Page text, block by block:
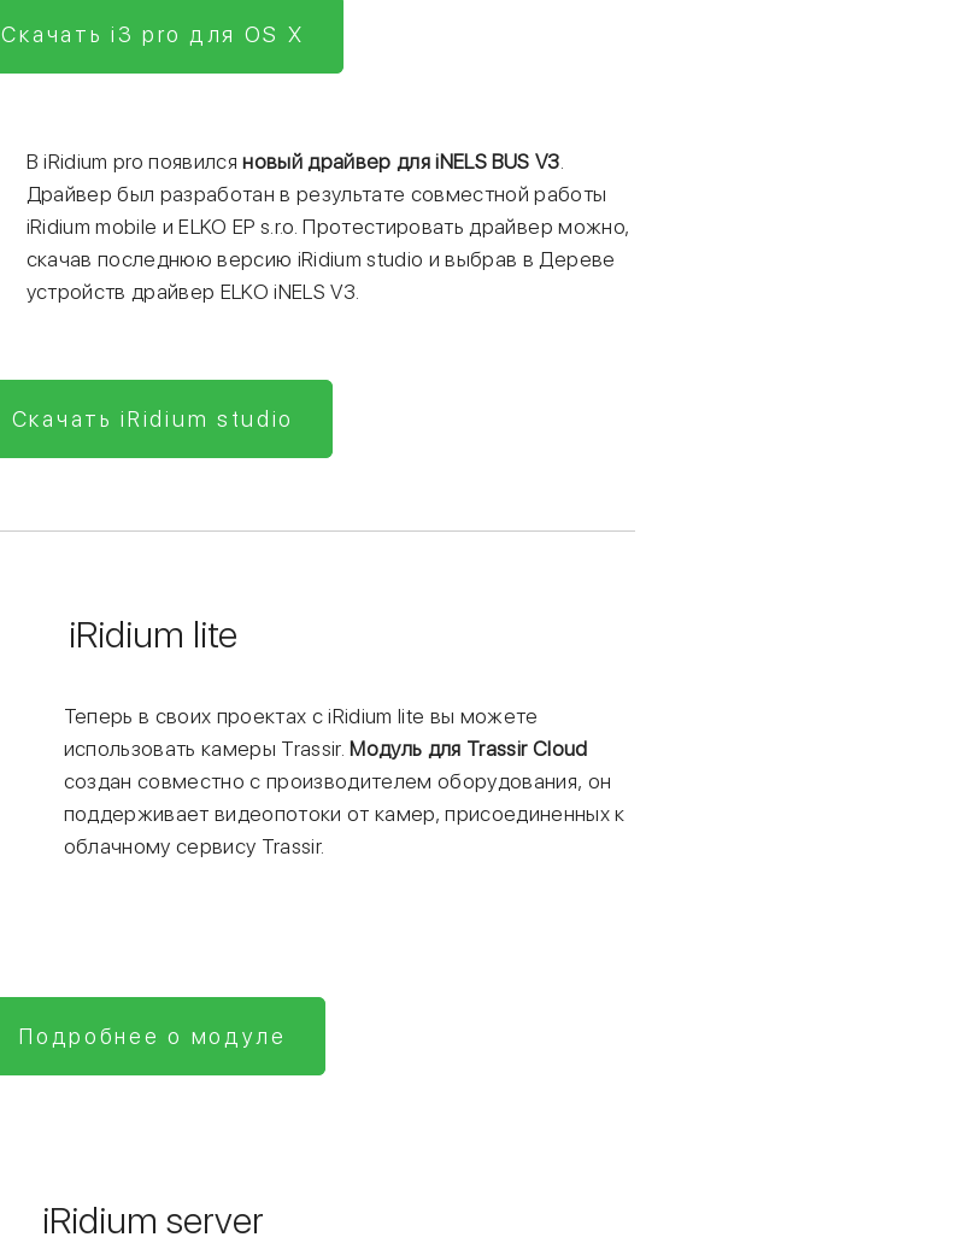
Скачать i3 pro для OS X
В iRidium pro появилсяновый драйвер для iNELS BUS V3
Драйвер был разработан в результате совместной работы
iRidium mobile и ELKO EP s.r.o. Протестировать драйвер можно,
скачав последнюю версию iRidium studio и выбрав в Дереве
устройств драйвер ELKO iNELS V3.
Скачать iRidium studio
iRidium lite
Теперь в своих проектах с iRidium lite вы можете
использовать камеры Trassir.Модуль для Trassir Cloud
создан совместно с производителем оборудования, он
поддерживает видеопотоки от камер, присоединенных к
облачному сервису Trassir.
Подробнее о модуле
iRidium server